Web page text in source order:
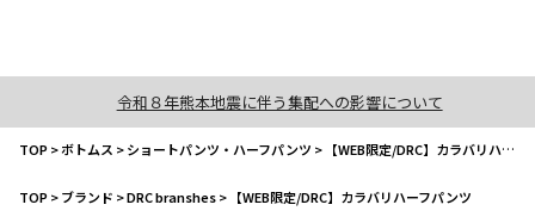
令和８年熊本地震に伴う集配への影響について
TOP>ボトムス >ショートパンツ・ハーフパンツ > 【WEB限定/DRC】カラバリハーフパンツ
TOP>ブランド >DRC branshes> 【WEB限定/DRC】カラバリハーフパンツ